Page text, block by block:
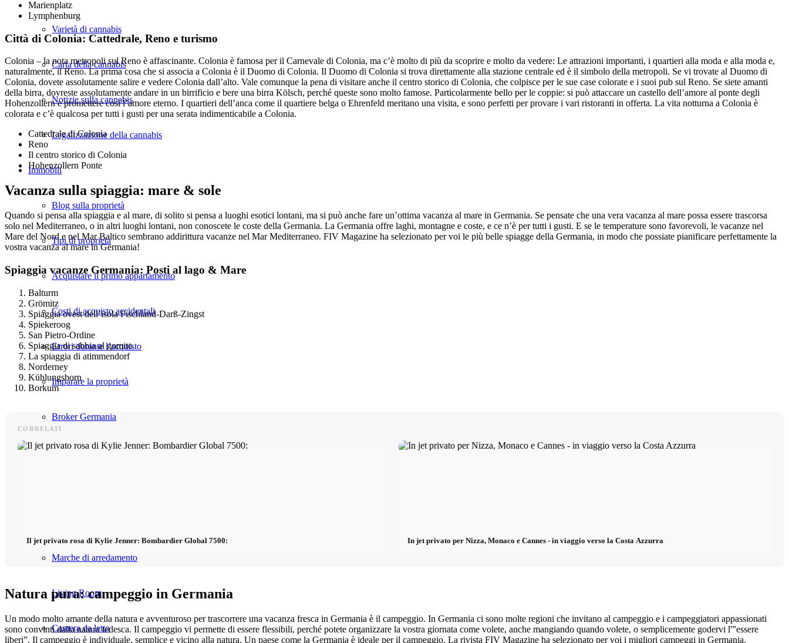
Varietà di cannabis
Carta della cannabis
Notizie sulla cannabis
Legalizzazione della cannabis
Immobili
Blog sulla proprietà
Tipi di proprietà
Acquistare il primo appartamento
Costi di acquisto accidentali
Errori durante l’acquisto
Imparare la proprietà
Broker Germania
Broker USA
Marche di arredamento
Living Room
Camera da letto
Marienplatz
Lymphenburg
Città di Colonia: Cattedrale, Reno e turismo
Colonia – la nota metropoli sul Reno è affascinante. Colonia è famosa per il Carnevale di Colonia, ma c’è molto di più da scoprire e molto da vedere: Le attrazioni importanti, i quartieri alla moda e alla moda e,
naturalmente, il Reno. La prima cosa che si associa a Colonia è il Duomo di Colonia. Il Duomo di Colonia si trova direttamente alla stazione centrale ed è il simbolo della metropoli. Se vi trovate al Duomo di
Colonia, dovete assolutamente salire e vedere Colonia dall’alto. Vale comunque la pena di visitare anche il centro storico di Colonia, che colpisce per le sue case colorate e i suoi pub sul Reno. Se siete amanti
della birra, dovreste assolutamente andare in un birrificio e bere una birra Kölsch, perché queste sono molto famose. Particolarmente bello per le coppie: si può attaccare un castello dell’amore al ponte degli
Hohenzollern e promettere così l’amore eterno. I quartieri dell’anca come il quartiere belga o Ehrenfeld meritano una visita, e sono perfetti per provare i vari ristoranti in offerta. La vita notturna a Colonia è
colorata e c’è qualcosa per tutti i gusti per una serata indimenticabile a Colonia.
Cattedrale di Colonia
Reno
Il centro storico di Colonia
Hohenzollern Ponte
Vacanza sulla spiaggia: mare & sole
Quando si pensa alla spiaggia e al mare, di solito si pensa a luoghi esotici lontani, ma si può anche fare un’ottima vacanza al mare in Germania. Se pensate che una vera vacanza al mare possa essere trascorsa
solo nel Mediterraneo, o in altri luoghi lontani, non conoscete le coste della Germania. La Germania offre laghi, montagne e coste, e ce n’è per tutti i gusti. E se le temperature sono favorevoli, le vacanze nel
Mare del Nord e nel Mar Baltico sembrano addirittura vacanze nel Mar Mediterraneo. FIV Magazine ha selezionato per voi le più belle spiagge della Germania, in modo che possiate pianificare perfettamente la
vostra vacanza al mare in Germania!
Spiaggia vacanze Germania: Posti al lago & Mare
Balturm
Grömitz
Spiaggia ovest dell’isola Fischland-Darß-Zingst
Spiekeroog
San Pietro-Ordine
Spiaggia di sabbia al gomito
La spiaggia di atimmendorf
Norderney
Kühlungsborn
Borkum
CORRELATI
Il jet privato rosa di Kylie Jenner: Bombardier Global 7500: In jet privato per Nizza, Monaco e Cannes - in viaggio verso la Costa Azzurra
Natura pura: campeggio in Germania
Un modo molto amante della natura e avventuroso per trascorrere una vacanza fresca in Germania è il campeggio. In Germania ci sono molte regioni che invitano al campeggio e i campeggiatori appassionati
sono convinti dalla natura tedesca. Il campeggio vi permette di essere flessibili, perché potete organizzare la vostra giornata come volete, anche mangiando quando volete, o semplicemente godervi l'”essere
liberi”. Il campeggio è individuale, semplice e vicino alla natura. Un paese come la Germania è ideale per il campeggio. La rivista FIV Magazine ha selezionato per voi i migliori campeggi in Germania.